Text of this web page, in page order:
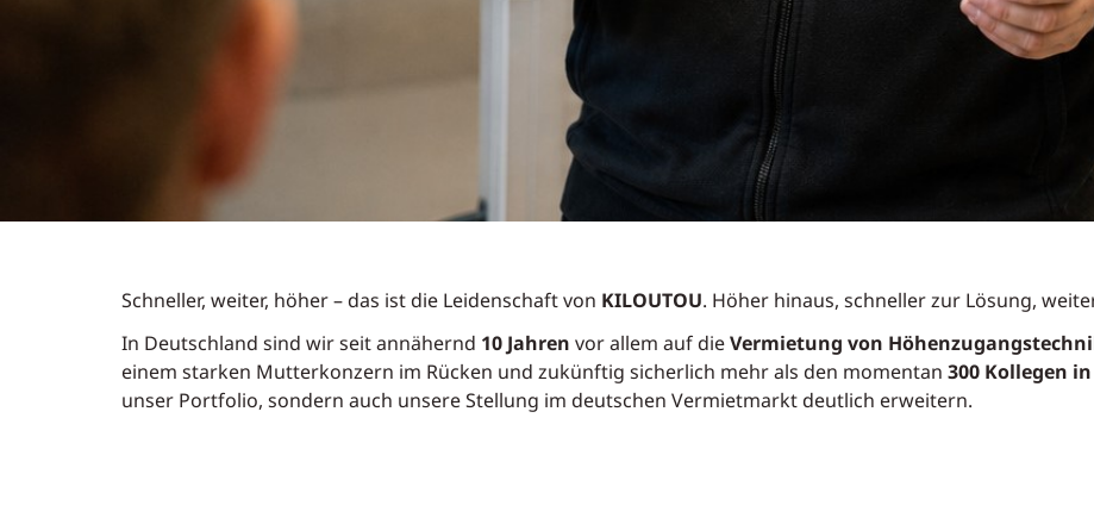
Schneller, weiter, höher – das ist die Leidenschaft von KILOUTOU. Höher hinaus, schneller zur Lösung,
In Deutschland sind wir seit annähernd 10 Jahren vor allem auf dieVermietung von
einem starken Mutterkonzern im Rücken und zukünftig sicherlich mehr als den momentan 300 Kollegen
unser Portfolio, sondern auch unsere Stellung im deutschen Vermietmarkt deutlich erweitern.